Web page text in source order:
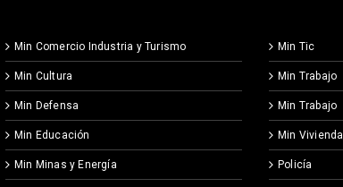
Min Comercio Industria y Turismo
Min Cultura
Min Defensa
Min Educación
Min Minas y Energía
Min Tic
Min Trabajo
Min Trabajo
Min Vivienda
Policía